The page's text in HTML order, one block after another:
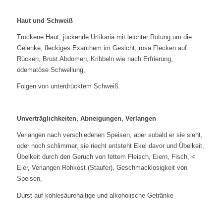
Haut und Schweiß
Trockene Haut, juckende Urtikaria mit leichter Rötung um die
Gelenke, fleckiges Exanthem im Gesicht, rosa Flecken auf
Rücken, Brust Abdomen, Kribbeln wie nach Erfrierung,
ödematöse Schwellung,
Folgen von unterdrücktem Schweiß.
Unverträglichkeiten, Abneigungen, Verlangen
Verlangen nach verschiedenen Speisen, aber sobald er sie sieht,
oder noch schlimmer, sie riecht entsteht Ekel davor und Übelkeit,
Übelkeit durch den Geruch von fettem Fleisch, Eiern, Fisch, <
Eier, Verlangen Rohkost (Staufer), Geschmacklosigkeit von
Speisen,
Durst auf kohlesäurehaltige und alkoholische Getränke